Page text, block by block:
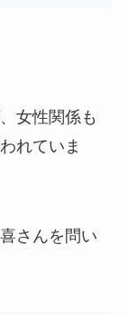
女性関係も
れていま
さんを問い